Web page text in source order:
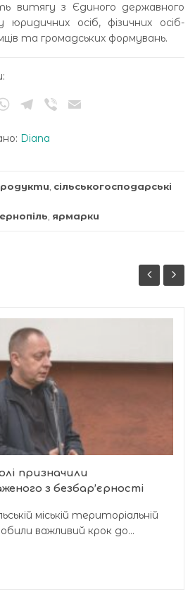
витягу з Єдиного державного
юридичних осіб, фізичних осіб-
та громадських формувань.
WhatsApp
Telegram
Viber
Diana
, сільськогосподарські
, ярмарки
призначили
з безбар’єрності
міській територіальній
важливий крок до...